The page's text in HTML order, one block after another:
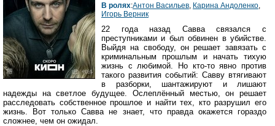
В ролях:Антон Васильев Карина Андоленко
Игорь Верник
22 года назад Савва связался с
преступниками и был обвинен в убийстве.
Выйдя на свободу, он решает завязать с
криминальным прошлым и начать тихую
жизнь с любимой. Но кто-то явно против
такого развития событий: Савву втягивают
в разборки, шантажируют и лишают
надежды на светлое будущее. Ослеплённый местью, он решает
расследовать собственное прошлое и найти тех, кто разрушил его
жизнь. Вот только Савва не знает, что правда окажется гораздо
сложнее, чем он ожидал.